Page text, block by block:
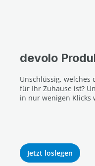
devolo
Unschlüssig, welches
für Ihr Zuhause ist?
in nur wenigen Klicks
Jetzt loslegen